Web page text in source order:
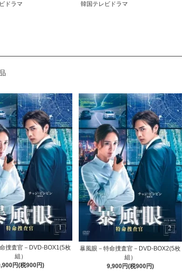
ドラマ 韓国テレビドラマ
捜査官－DVD-BOX1(5枚
組）
円(税900円)
暴風眼－特命捜査官－DVD-BOX2(5枚
組）
9,900円(税900円)